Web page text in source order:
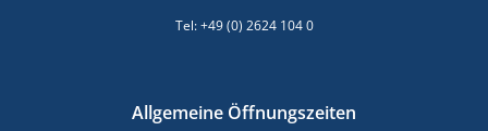
Tel: +49 (0) 2624 104 0
Allgemeine Öffnungszeiten